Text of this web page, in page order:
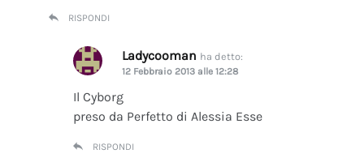
RISPONDI
Ladycooman ha detto:
12 Febbraio 2013 alle 12:28
Il Cyborg
preso da Perfetto di Alessia Esse
RISPONDI